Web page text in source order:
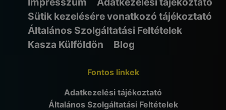
Sütik kezelésére vonatkozó tájékoztató
Általános Szolgáltatási Feltételek
Kasza Külföldön
Blog
Fontos linkek
Adatkezelési tájékoztató
Általános Szolgáltatási Feltételek